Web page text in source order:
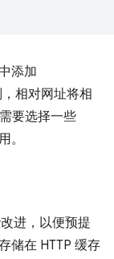
添加
相对网址将相
要选择一些
。
进，以便预提
储在 HTTP 缓存